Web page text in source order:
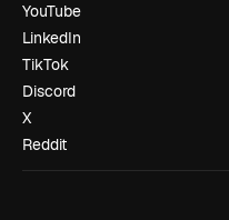
YouTube
LinkedIn
TikTok
Discord
X
Reddit